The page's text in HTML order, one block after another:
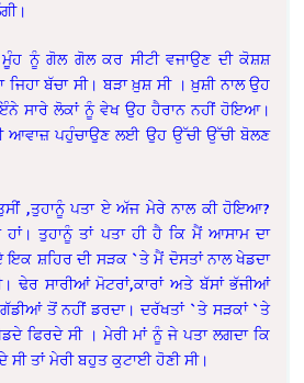
ਨੂੰ ਗੋਲ ਗੋਲ ਕਰ ਸੀਟੀ ਵਜਾਉਣ ਦੀ ਕੋਸ਼ਸ਼
ਬੱਚਾ ਸੀ। ਬੜਾ ਖ਼ੁਸ਼ ਸੀ । ਖ਼ੁਸ਼ੀ ਨਾਲ ਉਹ
ਸਾਰੇ ਲੋਕਾਂ ਨੂੰ ਵੇਖ ਉਹ ਹੈਰਾਨ ਨਹੀਂ ਹੋਇਆ।
ਪਹੁੰਚਾਉਣ ਲਈ ਉਹ ਉੱਚੀ ਉੱਚੀ ਬੋਲਣ
,ਤੁਹਾਨੂੰ ਪਤਾ ਏ ਅੱਜ ਮੇਰੇ ਨਾਲ ਕੀ ਹੋਇਆ?
ਤੁਹਾਨੂੰ ਤਾਂ ਪਤਾ ਹੀ ਹੈ ਕਿ ਮੈਂ ਆਸਾਮ ਦਾ
ਇਕ ਸ਼ਹਿਰ ਦੀ ਸੜਕ `ਤੇ ਮੈਂ ਦੋਸਤਾਂ ਨਾਲ ਖੇਡਦਾ
ਢੇਰ ਸਾਰੀਆਂ ਮੋਟਰਾਂ,ਕਾਰਾਂ ਅਤੇ ਬੱਸਾਂ ਭੱਜੀਆਂ
ਤੋਂ ਨਹੀਂ ਡਰਦਾ। ਦਰੱਖਤਾਂ `ਤੇ ਸੜਕਾਂ `ਤੇ
ਫਿਰਦੇ ਸੀ । ਮੇਰੀ ਮਾਂ ਨੂੰ ਜੇ ਪਤਾ ਲਗਦਾ ਕਿ
ਤਾਂ ਮੇਰੀ ਬਹੁਤ ਕੁਟਾਈ ਹੋਣੀ ਸੀ।